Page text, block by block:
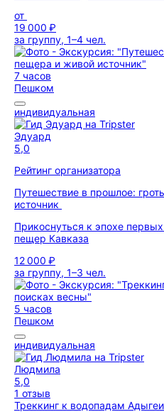
от
19 000 ₽
за группу, 1–4 чел.
7 часов
Пешком
индивидуальная
Эдуард
5,0
Рейтинг организатора
Путешествие в прошлое:
источник
Прикоснуться к эпохе
пещер Кавказа
12 000 ₽
за группу, 1–3 чел.
5 часов
Пешком
индивидуальная
Людмила
5,0
1 отзыв
Треккинг к водопадам